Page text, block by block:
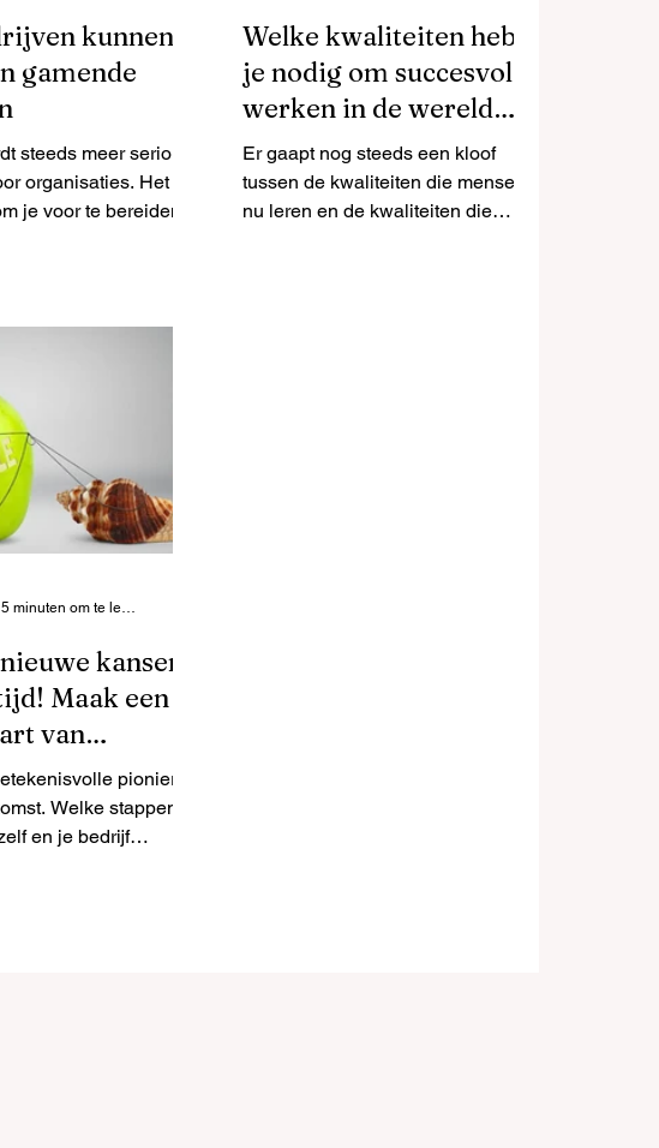
kunnen
gamende
steeds meer serious
organisaties. Het is
je voor te bereiden
Welke kwaliteiten heb
je nodig om succesvol te
werken in de wereld
van morgen?
Er gaapt nog steeds een kloof
tussen de kwaliteiten die mensen
nu leren en de kwaliteiten die
kansen
Maak een
van
pionier
Welke stappen
en je bedrijf
5 minuten om te lezen